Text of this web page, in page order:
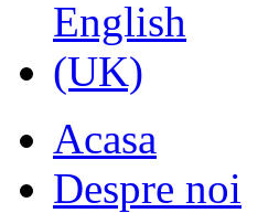
Acasa
Despre noi